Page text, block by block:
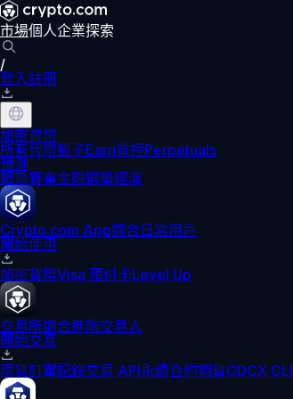
市場個人企業探索
/
登入註冊
加密貨幣
所有代幣籃子Earn質押Perpetuals
預測
體育賽事金融選舉經濟
Crypto.com App適合日常用戶
開始使用
加密貨幣Visa 預付卡Level Up
交易所適合進階交易人
開始交易
現貨訂單記錄交易 API永續合約期貨CDCX CLI